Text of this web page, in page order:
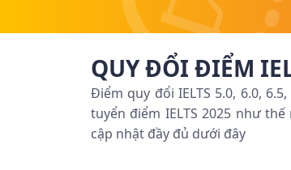
QUY ĐỔI ĐIỂM
Điểm quy đổi IELTS 5.0, 6.0,
tuyển điểm IELTS 2025 như
cập nhật đầy đủ dưới đây